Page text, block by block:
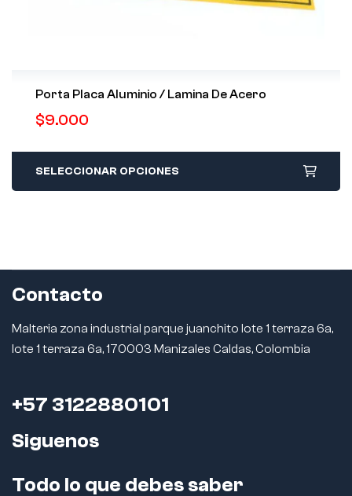
Porta Placa Aluminio / Lamina De Acero
$9.000
SELECCIONAR OPCIONES
Contacto
Malteria zona industrial parque juanchito lote 1 terraza 6a,
lote 1 terraza 6a, 170003 Manizales Caldas, Colombia
+57 3122880101
Siguenos
Todo lo que debes saber